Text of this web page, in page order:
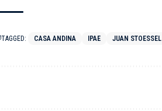
TAGGED: CASA ANDINA IPAE JUAN STOESSEL